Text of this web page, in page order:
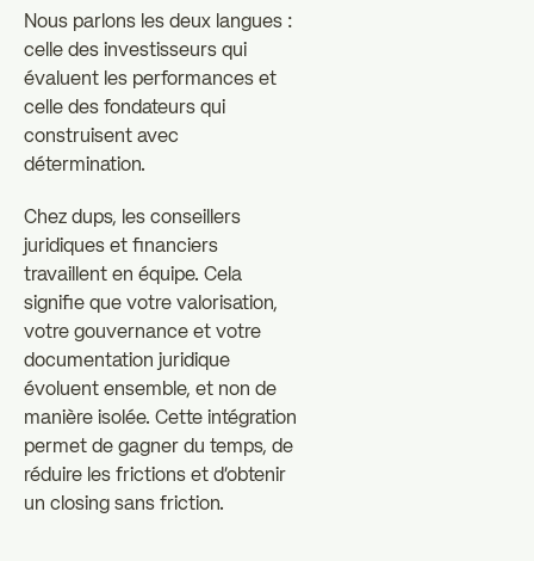
Nous parlons les deux langues :
celle des investisseurs qui
évaluent les performances et
celle des fondateurs qui
construisent avec
détermination.
Chez dups, les conseillers
juridiques et financiers
travaillent en équipe. Cela
signifie que votre valorisation,
votre gouvernance et votre
documentation juridique
évoluent ensemble, et non de
manière isolée. Cette intégration
permet de gagner du temps, de
réduire les frictions et d'obtenir
un closing sans friction.